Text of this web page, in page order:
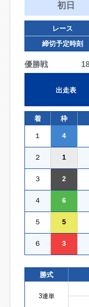
初日
レース
締切予定時刻
優勝戦
出走表
着 枠
１ 4
２ 1
３ 2
４ 6
５ 5
６ 3
勝式
3連単